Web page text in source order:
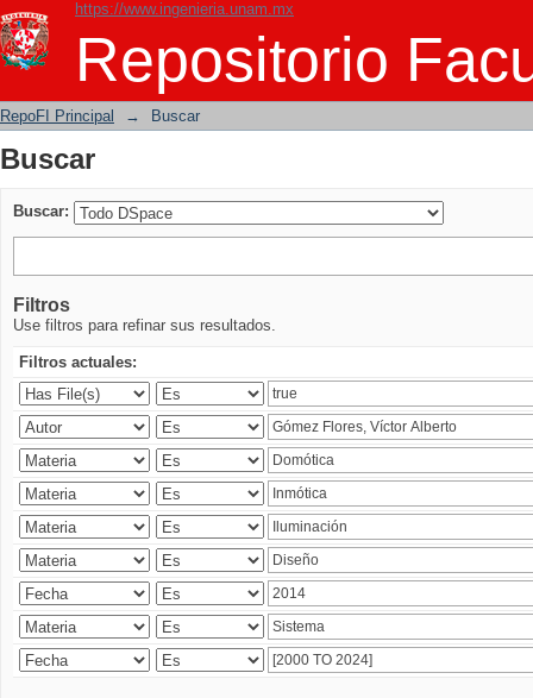
https://www.ingenieria.unam.mx
Repositorio
Buscar
RepoFI Principal → Buscar
Buscar
Buscar:
Filtros
Use filtros para refinar sus resultados.
Filtros actuales: